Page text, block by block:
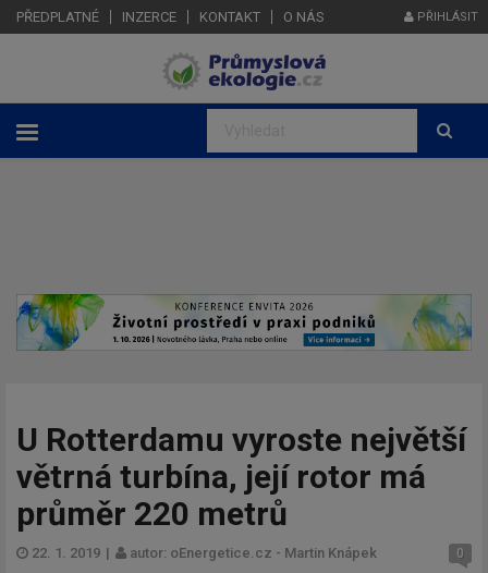
PŘEDPLATNÉ INZERCE KONTAKT O NÁS PŘIHLÁSIT
U Rotterdamu vyroste největší
větrná turbína, její rotor má
průměr 220 metrů
22. 1. 2019 | autor: oEnergetice.cz - Martin Knápek 0